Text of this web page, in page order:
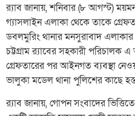
র‌্যাব জানায়, শনিবার (৮ আগস্ট)
গ্যাসলাইন এলাকা থেকে তাকে
ডবলমুরিং থানার মনসুরাবাদ
চট্টগ্রাম র‌্যাবের সহকারী
গ্রেফতারের পর আইনগত ব্যবস্থা
ভালুকা মডেল থানা পুলিশের কাছে
র‌্যাব জানায়, গোপন সংবাদের